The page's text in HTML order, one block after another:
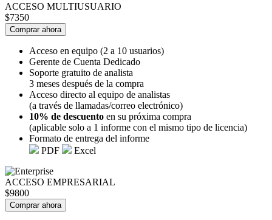
ACCESO MULTIUSUARIO
$7350
Comprar ahora
Acceso en equipo (2 a 10 usuarios)
Gerente de Cuenta Dedicado
Soporte gratuito de analista
3 meses después de la compra
Acceso directo al equipo de analistas
(a través de llamadas/correo electrónico)
10% de descuento en su próxima compra
(aplicable solo a 1 informe con el mismo tipo de licencia)
Formato de entrega del informe
PDF
Excel
ACCESO EMPRESARIAL
$9800
Comprar ahora